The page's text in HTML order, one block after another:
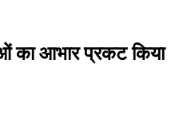
का आभार प्रकट किया